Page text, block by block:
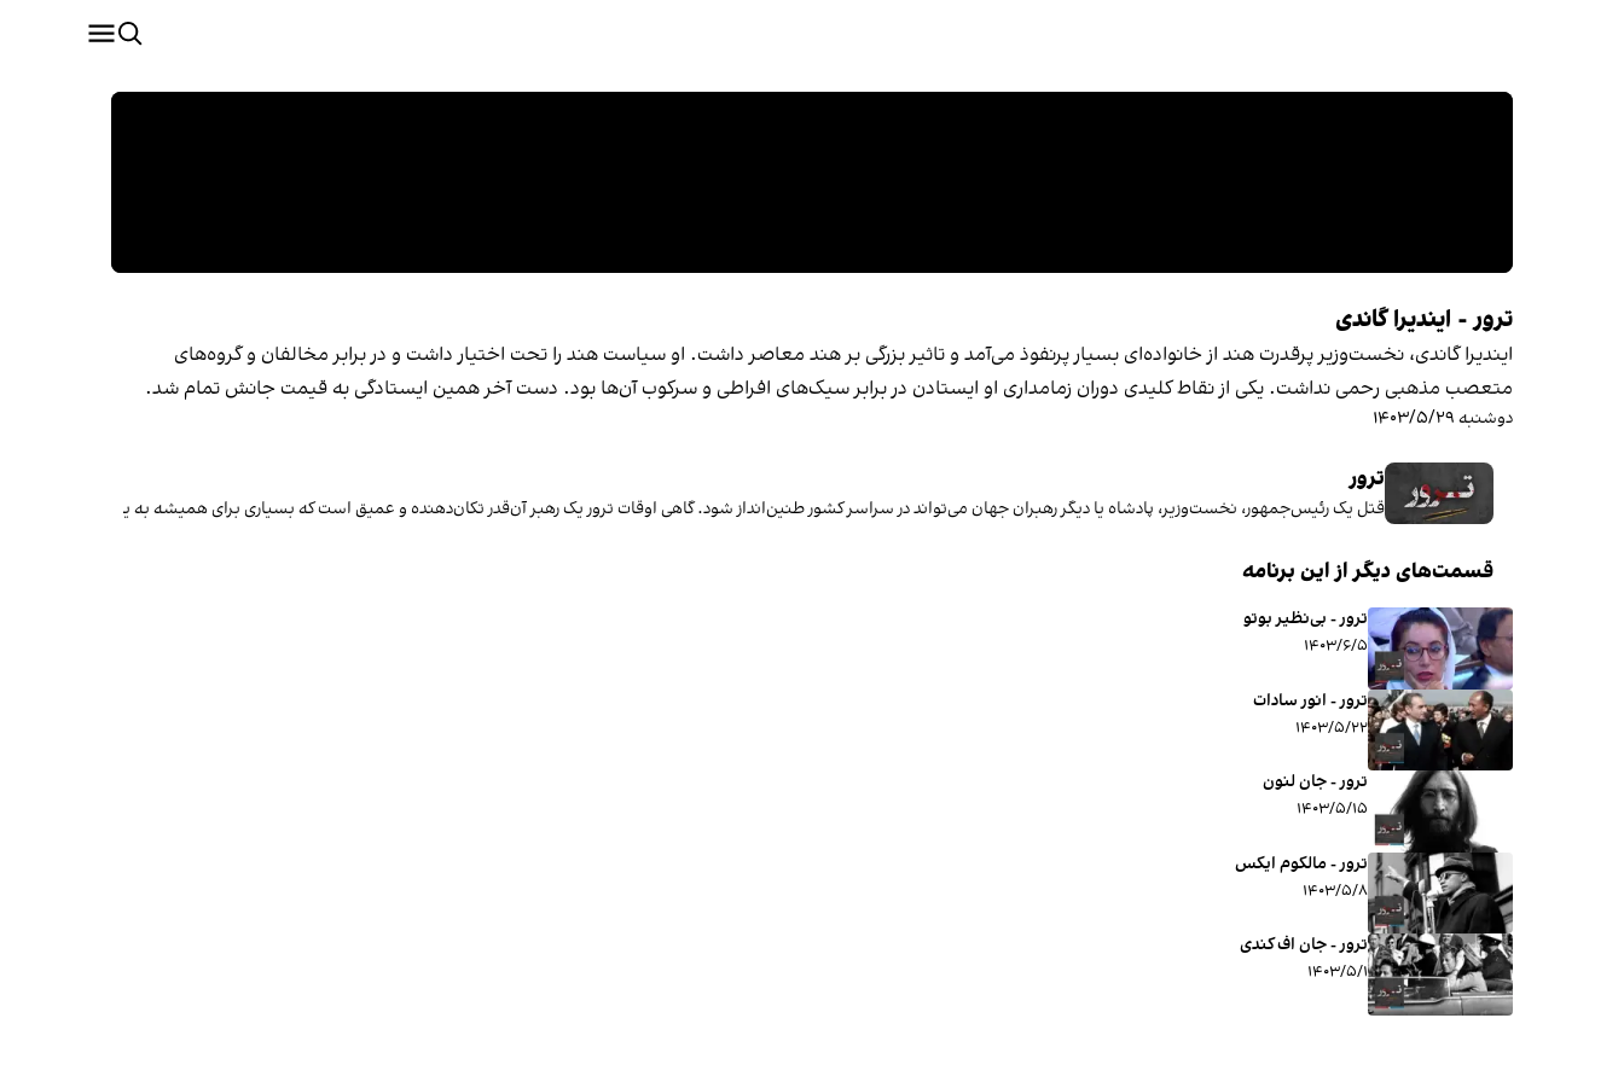
ترور - ایندیرا گاندی
ایندیرا گاندی، نخست‌وزیر پرقدرت هند از خانواده‌ای بسیار پرنفوذ می‌آمد و تاثیر بزرگی بر هند معاصر داشت. او سیاست هند را تحت اختیار داشت و در برابر مخالفان و گروه‌های
متعصب مذهبی رحمی نداشت. یکی از نقاط کلیدی دوران زمامداری او ایستادن در برابر سیک‌های افراطی و سرکوب آن‌ها بود. دست آخر همین ایستادگی به قیمت جانش تمام شد.
دوشنبه ۱۴۰۳/۵/۲۹
ترور
قتل یک رئیس‌جمهور، نخست‌وزیر، پادشاه یا دیگر رهبران جهان می‌تواند در سراسر کشور طنین‌انداز شود. گاهی اوقات ترور یک رهبر آن‌قدر تکان‌دهنده و عمیق است که بسیاری برای همیشه به یاد خواهند داشت
قسمت‌های دیگر از این برنامه
ترور - بی‌نظیر بوتو
۱۴۰۳/۶/۵
ترور - انور سادات
۱۴۰۳/۵/۲۲
ترور - جان لنون
۱۴۰۳/۵/۱۵
ترور - مالکوم ایکس
۱۴۰۳/۵/۸
ترور - جان اف کندی
۱۴۰۳/۵/۱